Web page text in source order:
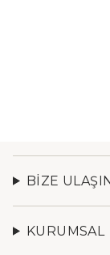
BIZE
KURUMSAL